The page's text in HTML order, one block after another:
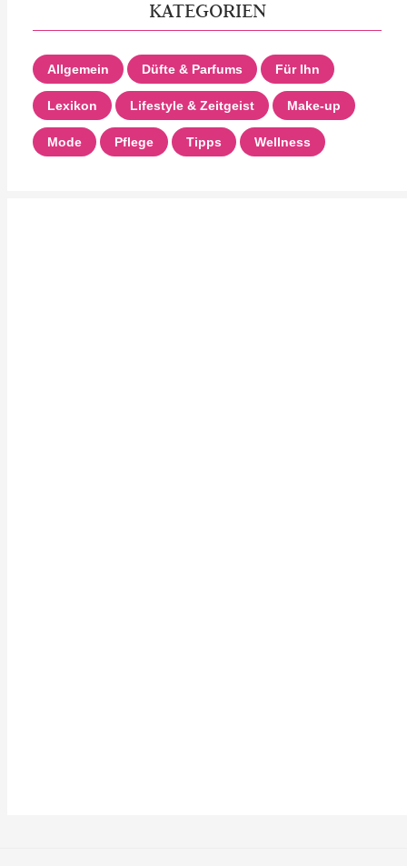
KATEGORIEN
Allgemein Düfte & Parfums Für Ihn
Lexikon Lifestyle & Zeitgeist Make-up
Mode Pflege Tipps Wellness